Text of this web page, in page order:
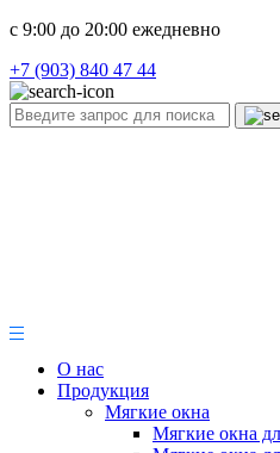
c 9:00 до 20:00 ежедневно
+7 (903) 840 47 44
О нас
Продукция
Мягкие окна
Мягкие окна